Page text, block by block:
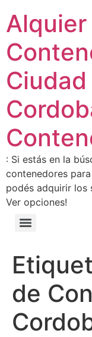
Alquier
Ciudad
: Si estás en la
contenedores
podés adquirir los
Ver opciones!
de